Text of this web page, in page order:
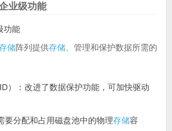
业级功能
功能
储阵列提供存储、管理和保护数据所需的
）：改进了数据保护功能，可加快驱动
要分配和占用磁盘池中的物理存储容